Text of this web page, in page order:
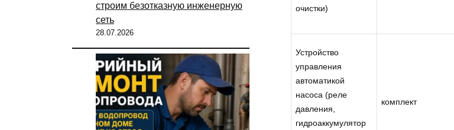
очистки)
Устройство
управления
автоматикой
насоса (реле
давления,
гидроаккумулятор
комплект
строим безотказную инженерную
сеть
28.07.2026